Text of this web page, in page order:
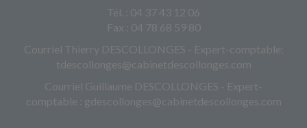
Tél. : 04 37 43 12 06
Fax : 04 78 68 59 80
Courriel Thierry DESCOLLONGES - Expert-comptable:
tdescollonges@cabinetdescollonges.com
Courriel Guillaume DESCOLLONGES - Expert-
comptable : gdescollonges@cabinetdescollonges.com